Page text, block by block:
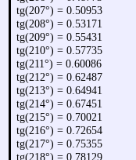
tg(207°) = 0.50953
tg(208°) = 0.53171
tg(209°) = 0.55431
tg(210°) = 0.57735
tg(211°) = 0.60086
tg(212°) = 0.62487
tg(213°) = 0.64941
tg(214°) = 0.67451
tg(215°) = 0.70021
tg(216°) = 0.72654
tg(217°) = 0.75355
tg(218°) = 0.78129